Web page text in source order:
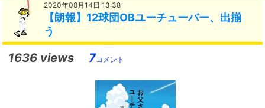
2020年08月14日 13:38
【朗報】12球団OBユーチューバー、出揃
う
1636 views 7コメント